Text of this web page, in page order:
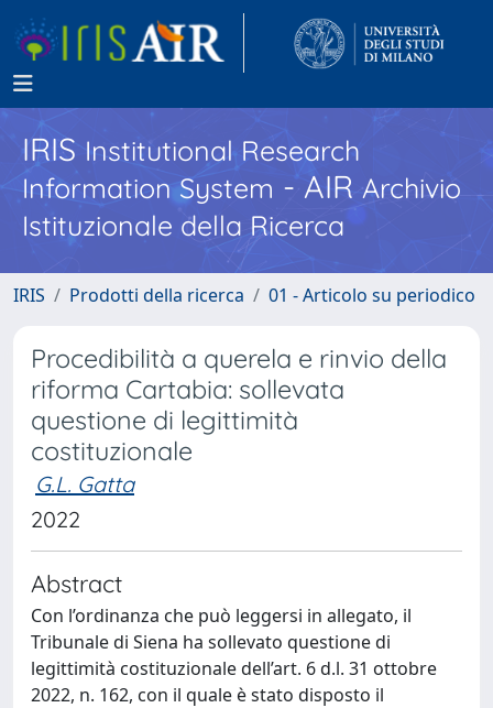
IRISInstitutional Research
Information System - AIR Archivio
Istituzionale della Ricerca
IRIS Prodotti della ricerca 01 - Articolo su periodico
Procedibilità a querela e rinvio della
riforma Cartabia: sollevata
questione di legittimità
costituzionale
G.L. Gatta
2022
Abstract
Con l’ordinanza che può leggersi in allegato, il
Tribunale di Siena ha sollevato questione di
legittimità costituzionale dell’art. 6 d.l. 31 ottobre
2022, n. 162, con il quale è stato disposto il